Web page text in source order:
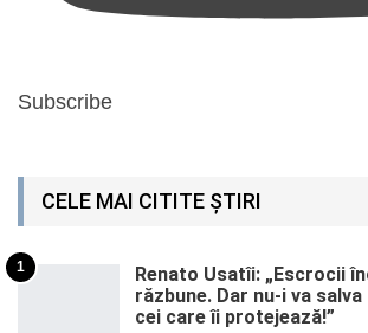
Subscribe
CELE MAI CITITE ȘTIRI
1
Renato Usatîi: „Escrocii
răzbune. Dar nu-i va
cei care îi protejează!”